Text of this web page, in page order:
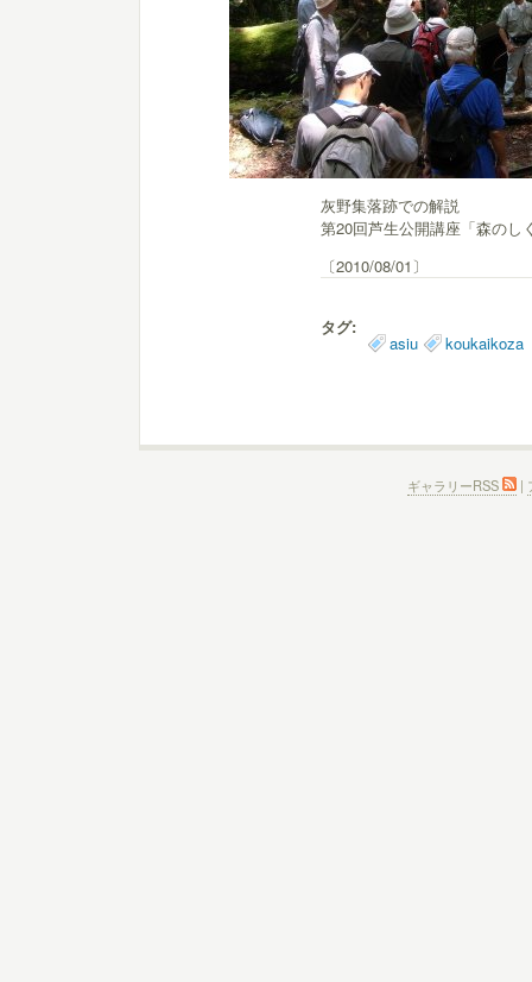
灰野集落跡での解説
第20回芦生公開講座「森のし
〔2010/08/01〕
タグ:
asiu koukaikoza
ギャラリーRSS |